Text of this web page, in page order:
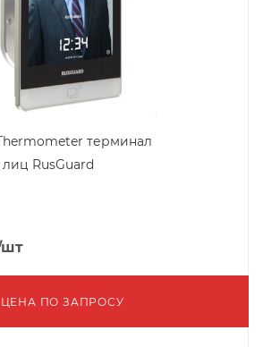
терминал
RusGuard
ЦЕНА ПО ЗАПРОСУ